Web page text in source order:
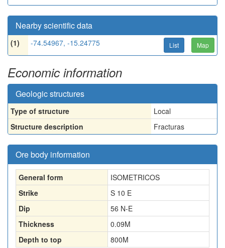
Nearby scientific data
(1) -74.54967, -15.24775 List Map
Economic information
Geologic structures
Type of structure
Local
Structure description
Fracturas
Ore body information
General form
ISOMETRICOS
Strike
S 10 E
Dip
56 N-E
Thickness
0.09M
Depth to top
800M